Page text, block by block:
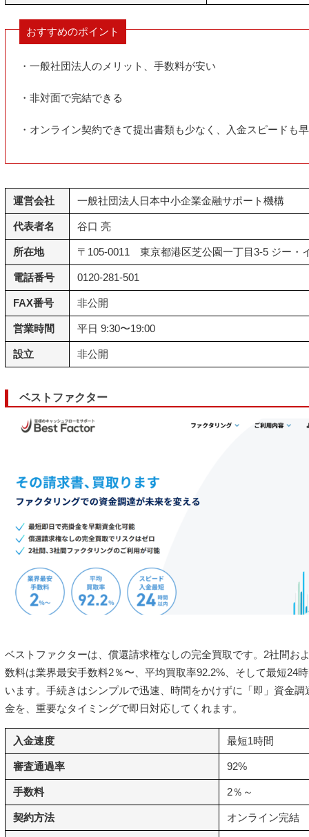
おすすめのポイント
・一般社団法人のメリット、手数料が安い
・非対面で完結できる
・オンライン契約できて提出書類も少なく、入金スピードも
運営会社 一般社団法人日本中小企業金融サポート機構
代表者名 谷口 亮
所在地 〒105-0011 東京都港区芝公園一丁目3-5 ジー・
電話番号 0120-281-501
FAX番号 非公開
営業時間 平日 9:30〜19:00
設立 非公開
ベストファクター
ベストファクターは、償還請求権なしの完全買取です。2社間お
数料は業界最安手数料2％〜、平均買取率92.2%、そして最短24
います。手続きはシンプルで迅速、時間をかけずに「即」資金
金を、重要なタイミングで即日対応してくれます。
入金速度 最短1時間
審査通過率 92%
手数料 2％～
契約方法 オンライン完結